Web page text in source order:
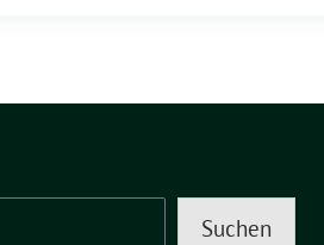
Suchen